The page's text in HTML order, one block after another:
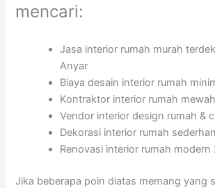
mencari:
Jasa interior rumah murah
Anyar
Biaya desain interior rumah
Kontraktor interior rumah
Vendor interior design rumah &
Dekorasi interior rumah
Renovasi interior rumah modern
Jika beberapa poin diatas memang yang